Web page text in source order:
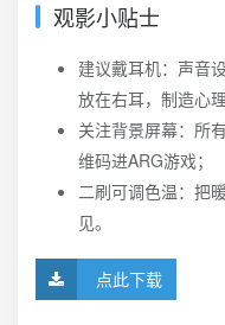
观影小贴士
建议戴耳机：声音
放在右耳，制造心理
关注背景屏幕：所
维码进ARG游戏；
二刷可调色温：把
见。
点此下载